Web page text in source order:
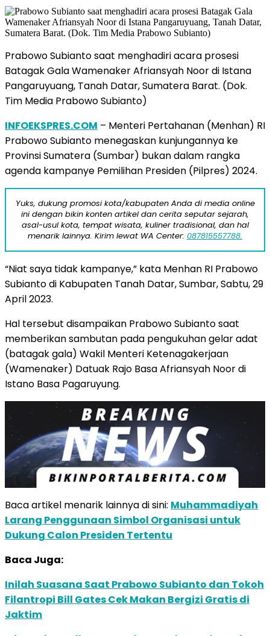
Prabowo Subianto saat menghadiri acara prosesi
Batagak Gala Wamenaker Afriansyah Noor di Istana
Pangaruyuang, Tanah Datar, Sumatera Barat. (Dok.
Tim Media Prabowo Subianto)
INFOEKSPRES.COM – Menteri Pertahanan (Menhan) RI
Prabowo Subianto menegaskan kunjungannya ke
Provinsi Sumatera (Sumbar) bukan dalam rangka
agenda kampanye Pemilihan Presiden (Pilpres) 2024.
Yuks, dukung promosi kota/kabupaten Anda di media online
ini dengan bikin konten artikel dan cerita seputar sejarah,
asal-usul kota, tempat wisata, kuliner tradisional, dan hal
menarik lainnya. Kirim lewat WA Center: 087815557788.
“Niat saya tidak kampanye,” kata Menhan RI Prabowo
Subianto di Kabupaten Tanah Datar, Sumbar, Sabtu, 29
April 2023.
Hal tersebut disampaikan Prabowo Subianto saat
memberikan sambutan pada pengukuhan gelar adat
(batagak gala) Wakil Menteri Ketenagakerjaan
(Wamenaker) Datuak Rajo Basa Afriansyah Noor di
Istano Basa Pagaruyung.
Baca artikel menarik lainnya di sini: Muhammadiyah
Larang Penggunaan Simbol Organisasi untuk
Dukung Calon Presiden Tertentu
Baca Juga:
Inilah Suasana Saat Prabowo Subianto dan Tokoh
Filantropi Bill Gates Cek Makan Bergizi Gratis di
Jaktim